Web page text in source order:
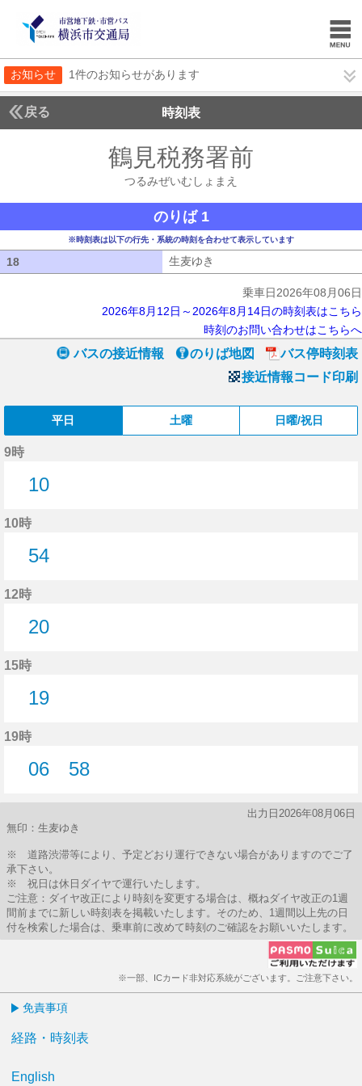
お知らせ 1件のお知らせがあります
戻る 時刻表
鶴見税務署前
つるみぜいむしょまえ
のりば 1
※時刻表は以下の行先・系統の時刻を合わせて表示しています
18 生麦ゆき
乗車日2026年08月06日
2026年8月12日～2026年8月14日の時刻表はこちら
時刻のお問い合わせはこちらへ
バスの接近情報 のりば地図
バス停時刻表
接近情報コード印刷
平日 土曜 日曜/祝日
9時
10
10時
54
12時
20
15時
19
19時
06
58
出力日2026年08月06日
無印：生麦ゆき
※ 道路渋滞等により、予定どおり運行できない場合がありますのでご了
承下さい。
※ 祝日は休日ダイヤで運行いたします。
ご注意：ダイヤ改正により時刻を変更する場合は、概ねダイヤ改正の1週
間前までに新しい時刻表を掲載いたします。そのため、1週間以上先の日
付を検索した場合は、乗車前に改めて時刻のご確認をお願いいたします。
※一部、ICカード非対応系統がございます。ご注意下さい。
免責事項
経路・時刻表
English